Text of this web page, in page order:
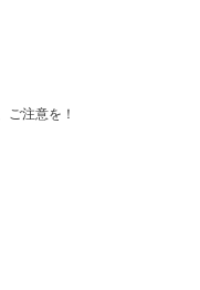
ご注意を！